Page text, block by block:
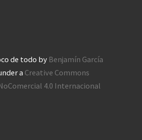
de todo by Benjamín García
a Creative Commons
4.0 Internacional